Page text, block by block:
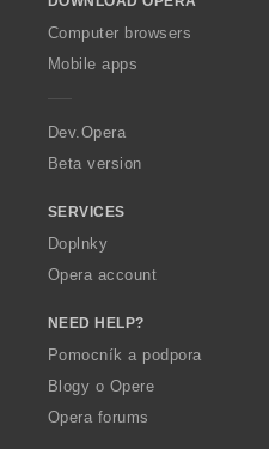
w
O
p
a
Computer browsers
Mobile apps
Dev.Opera
Beta version
SERVICES
Doplnky
Opera account
NEED HELP?
Pomocník a podpora
Blogy o Opere
Opera forums